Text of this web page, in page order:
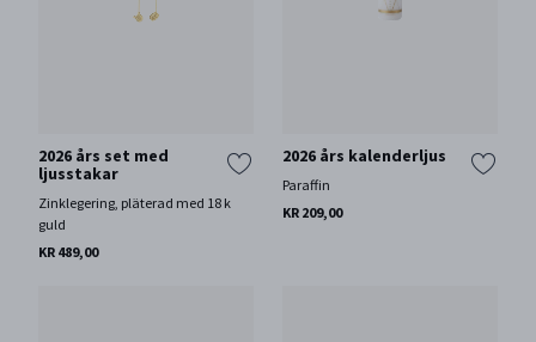
2026 års set med
ljusstakar
Zinklegering, pläterad med 18 k
guld
KR 489,00
2026 års kalenderljus
Paraffin
KR 209,00